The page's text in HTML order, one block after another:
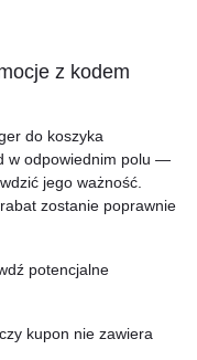
z kodem
do koszyka
w odpowiednim polu —
jego ważność.
zostanie poprawnie
potencjalne
kupon nie zawiera